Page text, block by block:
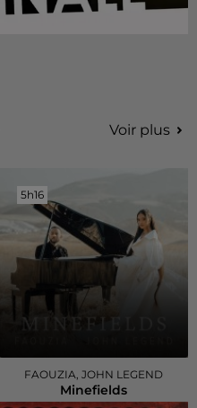
Voir plus
5h16
5h16
FAOUZIA, JOHN LEGEND
Minefields